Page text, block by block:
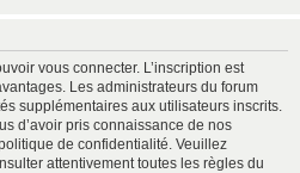
vous connecter. L’inscription est
Les administrateurs du forum
supplémentaires aux utilisateurs inscrits.
d’avoir pris connaissance de nos
de confidentialité. Veuillez
attentivement toutes les règles du